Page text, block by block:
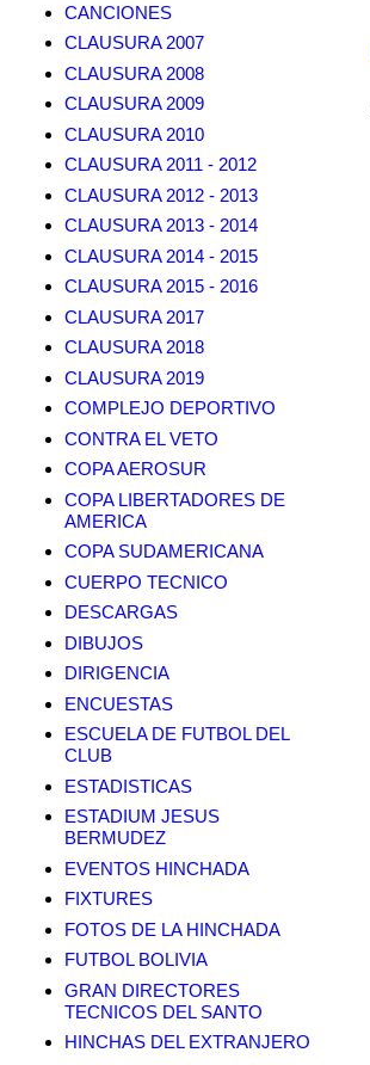
CANCIONES
CLAUSURA 2007
CLAUSURA 2008
CLAUSURA 2009
CLAUSURA 2010
CLAUSURA 2011 - 2012
CLAUSURA 2012 - 2013
CLAUSURA 2013 - 2014
CLAUSURA 2014 - 2015
CLAUSURA 2015 - 2016
CLAUSURA 2017
CLAUSURA 2018
CLAUSURA 2019
COMPLEJO DEPORTIVO
CONTRA EL VETO
COPA AEROSUR
COPA LIBERTADORES DE
AMERICA
COPA SUDAMERICANA
CUERPO TECNICO
DESCARGAS
DIBUJOS
DIRIGENCIA
ENCUESTAS
ESCUELA DE FUTBOL DEL
CLUB
ESTADISTICAS
ESTADIUM JESUS
BERMUDEZ
EVENTOS HINCHADA
FIXTURES
FOTOS DE LA HINCHADA
FUTBOL BOLIVIA
GRAN DIRECTORES
TECNICOS DEL SANTO
HINCHAS DEL EXTRANJERO